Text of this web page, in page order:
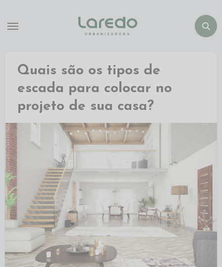
Quais são os tipos de
escada para colocar no
projeto de sua casa?